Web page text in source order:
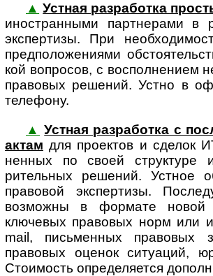
▲ Устная разработка
иностранными парт­не­рами в
экспертизы. При
пред­по­ло­же­ни­ями
кой вопросов, с восполнением
право­вых решений. Устно в
телефону.
▲ Устная разработка с
ак­там для проектов и сделок
нен­ных по своей структуре
рительных решений. Устное
правовой экспертизы.
возможны в формате новой
ключевых правовых норм или
mail, письменных правовых
правовых оценок ситуаций,
Стоимость определяется